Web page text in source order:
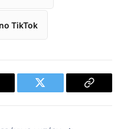
TikTok
Twitter
Copy